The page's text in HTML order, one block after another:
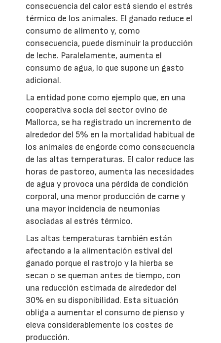
consecuencia del calor está siendo el estrés
térmico de los animales. El ganado reduce el
consumo de alimento y, como
consecuencia, puede disminuir la producción
de leche. Paralelamente, aumenta el
consumo de agua, lo que supone un gasto
adicional.
La entidad pone como ejemplo que, en una
cooperativa socia del sector ovino de
Mallorca, se ha registrado un incremento de
alrededor del 5% en la mortalidad habitual de
los animales de engorde como consecuencia
de las altas temperaturas. El calor reduce las
horas de pastoreo, aumenta las necesidades
de agua y provoca una pérdida de condición
corporal, una menor producción de carne y
una mayor incidencia de neumonías
asociadas al estrés térmico.
Las altas temperaturas también están
afectando a la alimentación estival del
ganado porque el rastrojo y la hierba se
secan o se queman antes de tiempo, con
una reducción estimada de alrededor del
30% en su disponibilidad. Esta situación
obliga a aumentar el consumo de pienso y
eleva considerablemente los costes de
producción.